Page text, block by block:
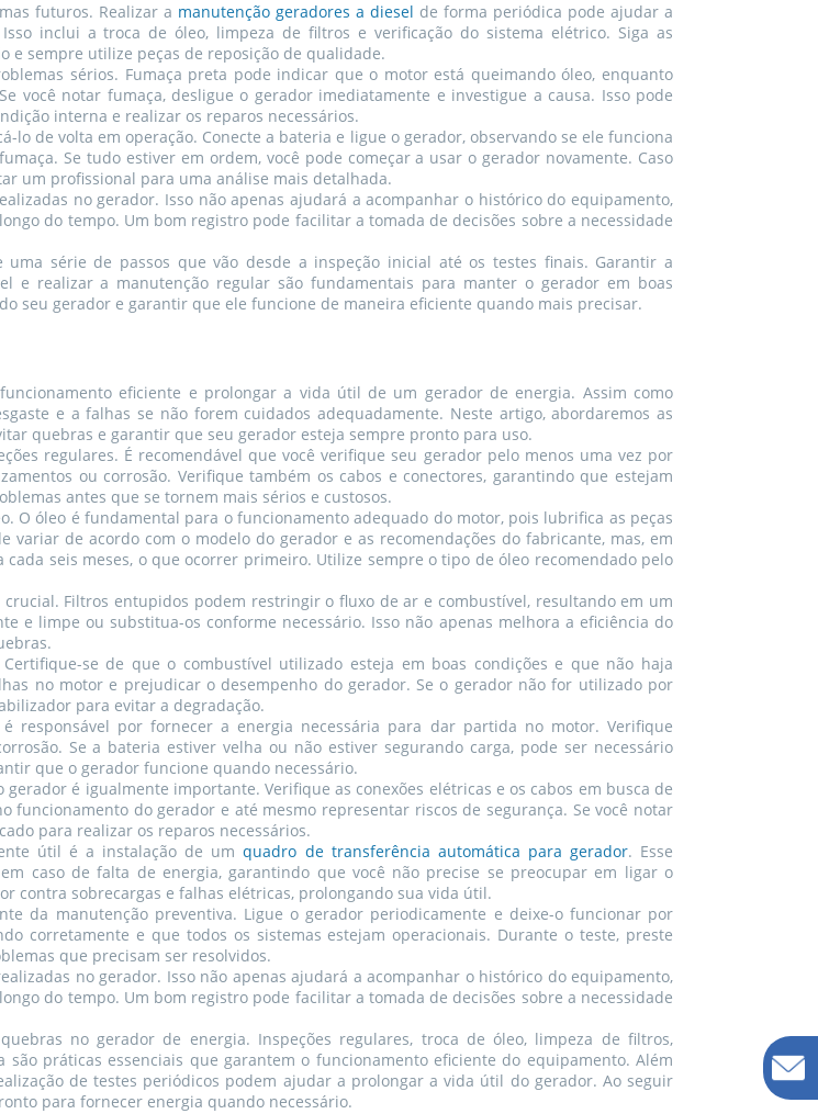
futuros. Realizar a manutenção geradores a diesel de forma periódica pode ajudar a
inclui a troca de óleo, limpeza de filtros e verificação do sistema elétrico. Siga as
e sempre utilize peças de reposição de qualidade.
sérios. Fumaça preta pode indicar que o motor está queimando óleo, enquanto
você notar fumaça, desligue o gerador imediatamente e investigue a causa. Isso pode
interna e realizar os reparos necessários.
de volta em operação. Conecte a bateria e ligue o gerador, observando se ele funciona
Se tudo estiver em ordem, você pode começar a usar o gerador novamente. Caso
um profissional para uma análise mais detalhada.
no gerador. Isso não apenas ajudará a acompanhar o histórico do equipamento,
do tempo. Um bom registro pode facilitar a tomada de decisões sobre a necessidade
série de passos que vão desde a inspeção inicial até os testes finais. Garantir a
e realizar a manutenção regular são fundamentais para manter o gerador em boas
seu gerador e garantir que ele funcione de maneira eficiente quando mais precisar.
eficiente e prolongar a vida útil de um gerador de energia. Assim como
e a falhas se não forem cuidados adequadamente. Neste artigo, abordaremos as
quebras e garantir que seu gerador esteja sempre pronto para uso.
regulares. É recomendável que você verifique seu gerador pelo menos uma vez por
ou corrosão. Verifique também os cabos e conectores, garantindo que estejam
antes que se tornem mais sérios e custosos.
O óleo é fundamental para o funcionamento adequado do motor, pois lubrifica as peças
de acordo com o modelo do gerador e as recomendações do fabricante, mas, em
seis meses, o que ocorrer primeiro. Utilize sempre o tipo de óleo recomendado pelo
Filtros entupidos podem restringir o fluxo de ar e combustível, resultando em um
e limpe ou substitua-os conforme necessário. Isso não apenas melhora a eficiência do
se de que o combustível utilizado esteja em boas condições e que não haja
no motor e prejudicar o desempenho do gerador. Se o gerador não for utilizado por
para evitar a degradação.
por fornecer a energia necessária para dar partida no motor. Verifique
Se a bateria estiver velha ou não estiver segurando carga, pode ser necessário
que o gerador funcione quando necessário.
é igualmente importante. Verifique as conexões elétricas e os cabos em busca de
funcionamento do gerador e até mesmo representar riscos de segurança. Se você notar
para realizar os reparos necessários.
útil é a instalação de umquadro de transferência automática para gerador. Esse
caso de falta de energia, garantindo que você não precise se preocupar em ligar o
contra sobrecargas e falhas elétricas, prolongando sua vida útil.
da manutenção preventiva. Ligue o gerador periodicamente e deixe-o funcionar por
corretamente e que todos os sistemas estejam operacionais. Durante o teste, preste
que precisam ser resolvidos.
no gerador. Isso não apenas ajudará a acompanhar o histórico do equipamento,
do tempo. Um bom registro pode facilitar a tomada de decisões sobre a necessidade
no gerador de energia. Inspeções regulares, troca de óleo, limpeza de filtros,
práticas essenciais que garantem o funcionamento eficiente do equipamento. Além
de testes periódicos podem ajudar a prolongar a vida útil do gerador. Ao seguir
para fornecer energia quando necessário.